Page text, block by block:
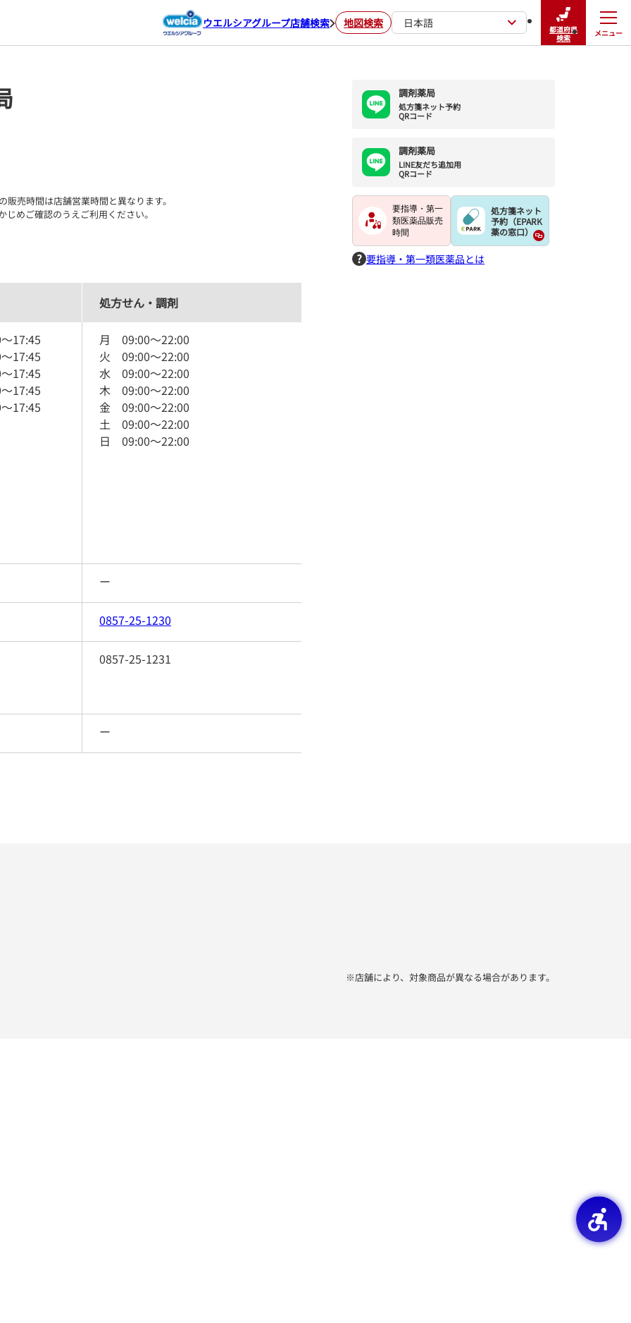
ウエルシアグループ店舗検索 地図検索 日本語
都道府県
検索
メニュー
閉じる
売時間は店舗営業時間と異なります。
めご確認のうえご利用ください。
調剤薬局
処方箋ネット予約
QRコード
調剤薬局
LINE友だち追加用
QRコード
要指導・第一
類医薬品販売
時間
処方箋ネット
予約（EPARK
薬の窓口）
要指導・第一類医薬品とは
※店舗により、対象商品が異なる場合があります。
処方せん・調剤
～17:45
～17:45
～17:45
～17:45
～17:45
月 09:00～22:00
火 09:00～22:00
水 09:00～22:00
木 09:00～22:00
金 09:00～22:00
土 09:00～22:00
日 09:00～22:00
ー
0857-25-1230
0857-25-1231
ー